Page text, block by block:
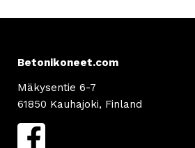
Betonikoneet.com
Mäkysentie 6-7
61850 Kauhajoki, Finland